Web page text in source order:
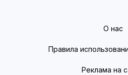
О нас
Правила
Реклама на